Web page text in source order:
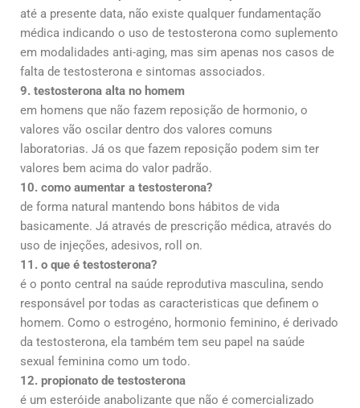
até a presente data, não existe qualquer fundamentação
médica indicando o uso de testosterona como suplemento
em modalidades anti-aging, mas sim apenas nos casos de
falta de testosterona e sintomas associados.
9. testosterona alta no homem
em homens que não fazem reposição de hormonio, o
valores vão oscilar dentro dos valores comuns
laboratorias. Já os que fazem reposição podem sim ter
valores bem acima do valor padrão.
10. como aumentar a testosterona?
de forma natural mantendo bons hábitos de vida
basicamente. Já através de prescrição médica, através do
uso de injeções, adesivos, roll on.
11. o que é testosterona?
é o ponto central na saúde reprodutiva masculina, sendo
responsável por todas as caracteristicas que definem o
homem. Como o estrogéno, hormonio feminino, é derivado
da testosterona, ela também tem seu papel na saúde
sexual feminina como um todo.
12. propionato de testosterona
é um esteróide anabolizante que não é comercializado